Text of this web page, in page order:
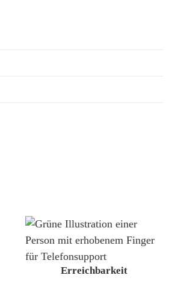
Erreichbarkeit